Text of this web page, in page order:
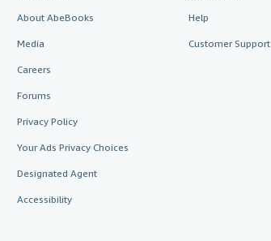
About AbeBooks
Media
Careers
Forums
Privacy Policy
Your Ads Privacy Choices
Designated Agent
Accessibility
Help
Customer Support